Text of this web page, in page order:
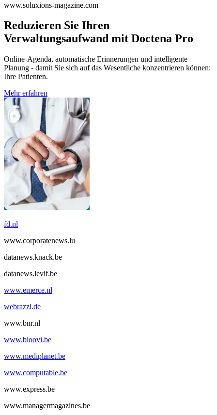
www.soluxions-magazine.com
Reduzieren Sie Ihren
Verwaltungsaufwand mit Doctena Pro
Online-Agenda, automatische Erinnerungen und intelligente
Planung - damit Sie sich auf das Wesentliche konzentrieren können:
Ihre Patienten.
Mehr erfahren
fd.nl
www.corporatenews.lu
datanews.knack.be
datanews.levif.be
www.emerce.nl
webrazzi.de
www.bnr.nl
www.bloovi.be
www.mediplanet.be
www.computable.be
www.express.be
www.managermagazines.be